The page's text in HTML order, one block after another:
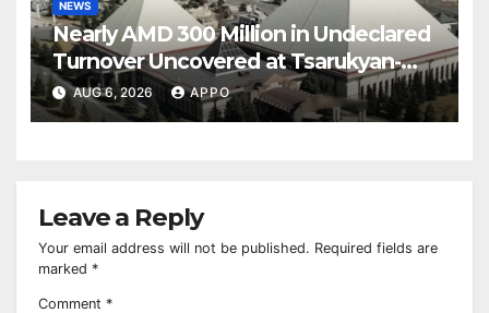
NEWS
Nearly AMD 300 Million in Undeclared
Turnover Uncovered at Tsarukyan-
Owned Entertainment Center
AUG 6, 2026 APPO
Leave a Reply
Your email address will not be published. Required fields are
marked *
Comment *